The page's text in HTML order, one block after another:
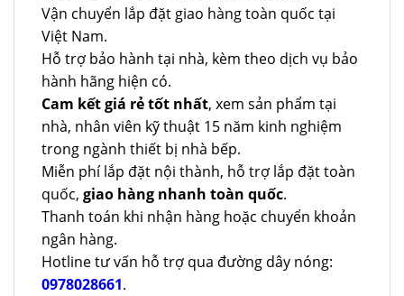
Vận chuyển lắp đặt giao hàng toàn quốc tại
Việt Nam.
Hỗ trợ bảo hành tại nhà, kèm theo dịch vụ bảo
hành hãng hiện có.
Cam kết giá rẻ tốt nhất, xem sản phẩm tại
nhà, nhân viên kỹ thuật 15 năm kinh nghiệm
trong ngành thiết bị nhà bếp.
Miễn phí lắp đặt nội thành, hỗ trợ lắp đặt toàn
quốc, giao hàng nhanh toàn quốc.
Thanh toán khi nhận hàng hoặc chuyển khoản
ngân hàng.
Hotline tư vấn hỗ trợ qua đường dây nóng:
0978028661.